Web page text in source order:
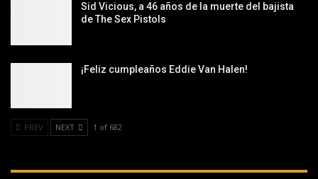
Sid Vicious, a 46 años de la muerte del bajista
de The Sex Pistols
¡Feliz cumpleaños Eddie Van Halen!
PREV NEXT 1 of 682